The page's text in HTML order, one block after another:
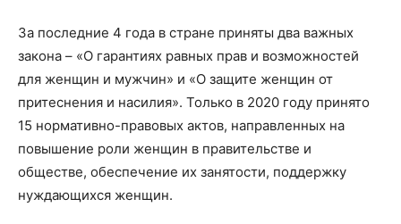
За последние 4 года в стране приняты два важных
закона – «О гарантиях равных прав и возможностей
для женщин и мужчин» и «О защите женщин от
притеснения и насилия». Только в 2020 году принято
15 нормативно-правовых актов, направленных на
повышение роли женщин в правительстве и
обществе, обеспечение их занятости, поддержку
нуждающихся женщин.